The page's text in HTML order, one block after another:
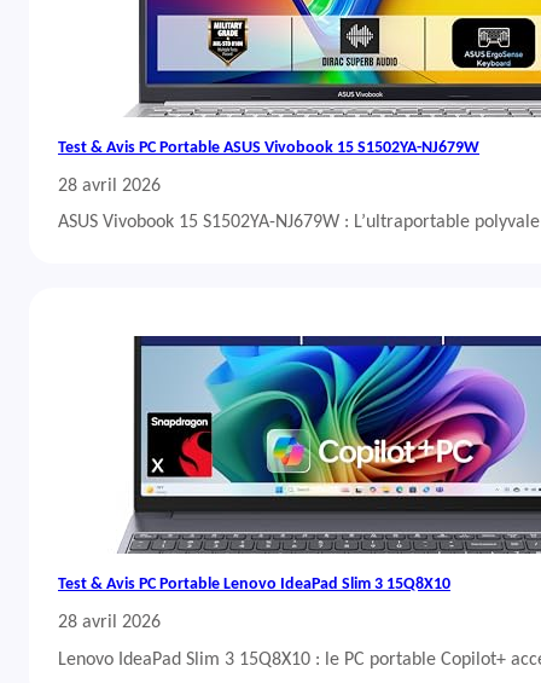
Test & Avis PC Portable ASUS Vivobook 15 S1502YA-NJ679W
28 avril 2026
ASUS Vivobook 15 S1502YA-NJ679W : L’ultraportable
Test & Avis PC Portable Lenovo IdeaPad Slim 3 15Q8X10
28 avril 2026
Lenovo IdeaPad Slim 3 15Q8X10 : le PC portable Copilot+